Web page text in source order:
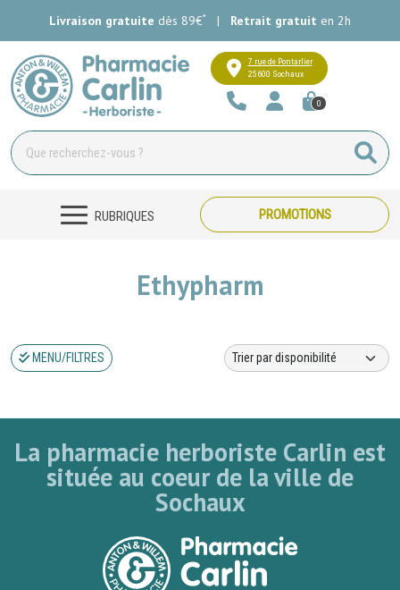
Livraison gratuite dès 89€* | Retrait gratuit en 2h
Pharmacie Carlin Votre
7 rue de Pontarlier
25600 Sochaux
0
RUBRIQUES PROMOTIONS
Ethypharm
MENU/FILTRES
La pharmacie herboriste Carlin est
située au coeur de la ville de
Sochaux